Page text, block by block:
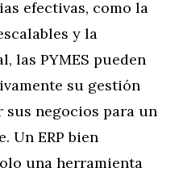
efectivas, como la
y la
las PYMES pueden
su gestión
negocios para un
Un ERP bien
una herramienta